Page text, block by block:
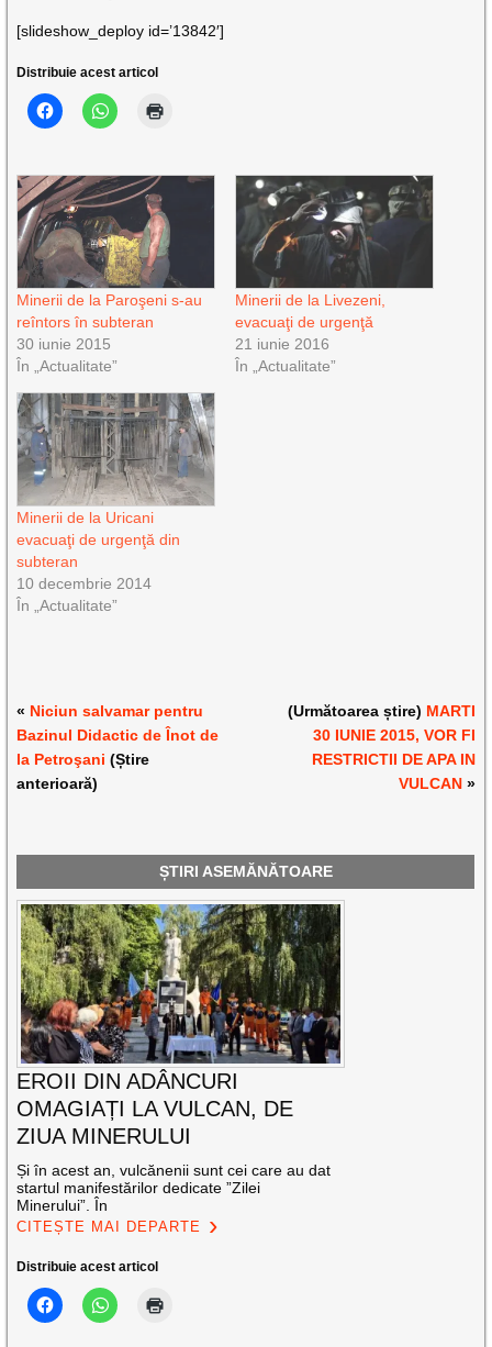
[slideshow_deploy id=’13842′]
Distribuie acest articol
Minerii de la Paroşeni s-au
reîntors în subteran
30 iunie 2015
În „Actualitate”
Minerii de la Livezeni,
evacuaţi de urgenţă
21 iunie 2016
În „Actualitate”
Minerii de la Uricani
evacuaţi de urgenţă din
subteran
10 decembrie 2014
În „Actualitate”
« Niciun salvamar pentru
Bazinul Didactic de Înot de
la Petroşani (Știre
anterioară)
(Următoarea știre) MARTI
30 IUNIE 2015, VOR FI
RESTRICTII DE APA IN
VULCAN»
ȘTIRI ASEMĂNĂTOARE
EROII DIN ADÂNCURI
OMAGIAȚI LA VULCAN, DE
ZIUA MINERULUI
Și în acest an, vulcănenii sunt cei care au dat
startul manifestărilor dedicate ”Zilei
Minerului”. În
CITEȘTE MAI DEPARTE
Distribuie acest articol